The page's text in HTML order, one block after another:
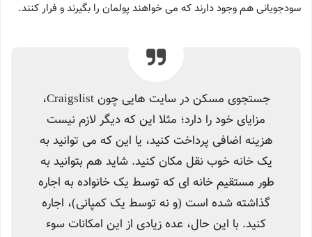
سودجویانی هم وجود دارند که می خواهند پولمان را بگیرند و فرار کنند.
جستجوی مسکن در سایت هایی چون Craigslist،
مزایای خود را دارد؛ مثلا این که دیگر لازم نیست
هزینه اضافی پرداخت کنید، یا این که می توانید به
یک خانه خوب نقل مکان کنید. شاید هم بتوانید به
طور مستقیم خانه ای که توسط یک خانواده به اجاره
گذاشته شده است (و نه توسط یک کمپانی)، اجاره
کنید. با این حال، عده زیادی از این امکانات سوء